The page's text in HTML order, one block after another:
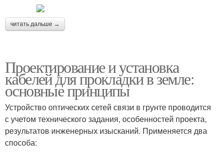
читать дальше →
Проектирование и установка
кабелей для прокладки в земле:
основные принципы
Устройство оптических сетей связи в грунте проводится
с учетом технического задания, особенностей проекта,
результатов инженерных изысканий. Применяется два
способа: